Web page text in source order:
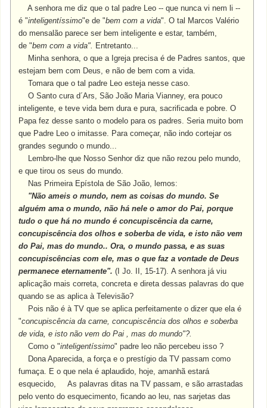
A senhora me diz que o tal padre Leo -- que nunca vi nem li --
é "inteligentíssimo"e de "bem com a vida". O tal Marcos Valério
do mensalão parece ser bem inteligente e estar, também,
de "bem com a vida". Entretanto...
Minha senhora, o que a Igreja precisa é de Padres santos, que
estejam bem com Deus, e não de bem com a vida.
Tomara que o tal padre Leo esteja nesse caso.
O Santo cura d´Ars, São João Maria Vianney, era pouco
inteligente, e teve vida bem dura e pura, sacrificada e pobre. O
Papa fez desse santo o modelo para os padres. Seria muito bom
que Padre Leo o imitasse. Para começar, não indo cortejar os
grandes segundo o mundo...
Lembro-lhe que Nosso Senhor diz que não rezou pelo mundo,
e que tirou os seus do mundo.
Nas Primeira Epístola de São João, lemos:
"Não ameis o mundo, nem as coisas do mundo. Se
alguém ama o mundo, não há nele o amor do Pai, porque
tudo o que há no mundo é concupiscência da carne,
concupiscência dos olhos e soberba de vida, e isto não vem
do Pai, mas do mundo.. Ora, o mundo passa, e as suas
concupiscências com ele, mas o que faz a vontade de Deus
permanece eternamente". (I Jo. II, 15-17). A senhora já viu
aplicação mais correta, concreta e direta dessas palavras do que
quando se as aplica à Televisão?
Pois não é à TV que se aplica perfeitamente o dizer que ela é
"concupiscência da carne, concupiscência dos olhos e soberba
de vida, e isto não vem do Pai , mas do mundo"?.
Como o "inteligentíssimo" padre leo não percebeu isso ?
Dona Aparecida, a força e o prestígio da TV passam como
fumaça. E o que nela é aplaudido, hoje, amanhã estará
esquecido, As palavras ditas na TV passam, e são arrastadas
pelo vento do esquecimento, ficando ao leu, nas sarjetas das